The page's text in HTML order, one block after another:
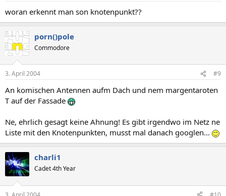
woran erkennt man son knotenpunkt??
porn()pole
Commodore
3. April 2004 #9
An komischen Antennen aufm Dach und nem margentaroten
T auf der Fassade
Ne, ehrlich gesagt keine Ahnung! Es gibt irgendwo im Netz ne
Liste mit den Knotenpunkten, musst mal danach googlen...
charli1
Cadet 4th Year